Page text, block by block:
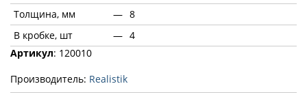
Толщина, мм
— 8
В кробке, шт
— 4
Артикул: 120010
Производитель: Realistik